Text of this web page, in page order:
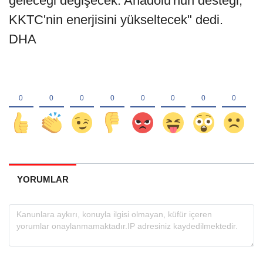
KKTC'nin enerjisini yükseltecek" dedi.
DHA
YORUMLAR